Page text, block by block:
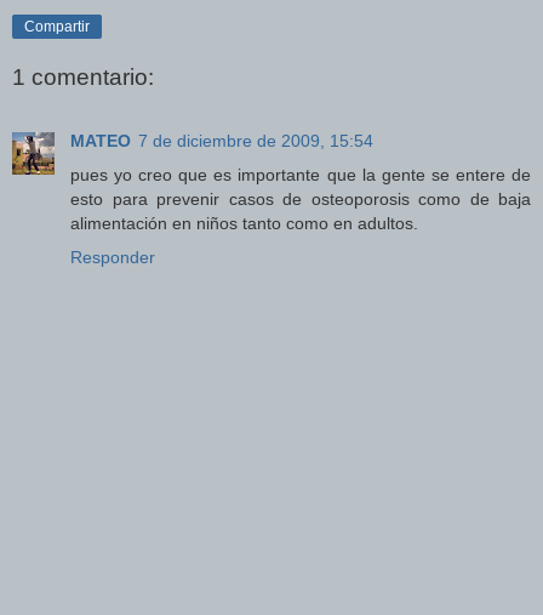
Compartir
1 comentario:
MATEO 7 de diciembre de 2009, 15:54
pues yo creo que es importante que la gente se entere de
esto para prevenir casos de osteoporosis como de baja
alimentación en niños tanto como en adultos.
Responder